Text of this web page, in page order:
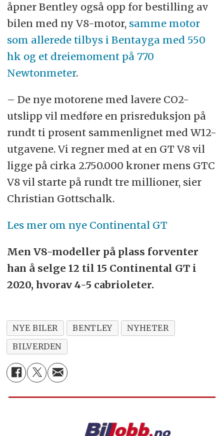
åpner Bentley også opp for bestilling av
bilen med ny V8-motor, samme motor
som allerede tilbys i Bentayga med 550
hk og et dreiemoment på 770
Newtonmeter.
– De nye motorene med lavere CO2-
utslipp vil medføre en prisreduksjon på
rundt ti prosent sammenlignet med W12-
utgavene. Vi regner med at en GT V8 vil
ligge på cirka 2.750.000 kroner mens GTC
V8 vil starte på rundt tre millioner, sier
Christian Gottschalk.
Les mer om nye Continental GT
Men V8-modeller på plass forventer
han å selge 12 til 15 Continental GT i
2020, hvorav 4-5 cabrioleter.
NYE BILER BENTLEY
NYHETER
BILVERDEN